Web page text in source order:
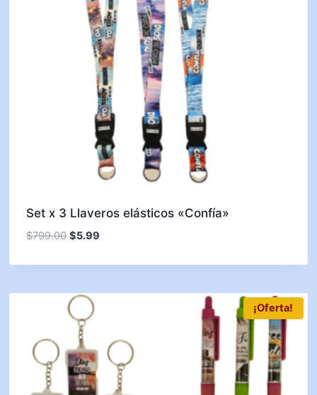
Set x 3 Llaveros elásticos «Confía»
$799.00 $5.99
¡Oferta!